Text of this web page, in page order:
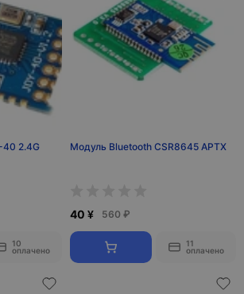
40 2.4G
10
оплачено
Модуль Bluetooth CSR8645 APTX
40 ¥ 560 ₽
11
оплачено